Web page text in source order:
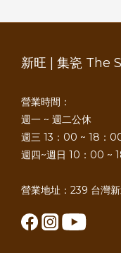
新旺 | 集瓷 The
營業
週一 ~ 週二公休
週三 13：00 ~ 18：
週四~週日 10：00 ~
營業地址：239 台灣